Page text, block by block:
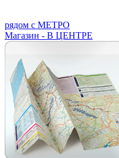
рядом с МЕТРО
Магазин - В ЦЕНТРЕ